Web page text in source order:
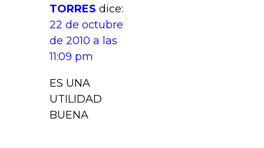
TORRES dice:
22 de octubre
de 2010 a las
11:09 pm
ES UNA
UTILIDAD
BUENA